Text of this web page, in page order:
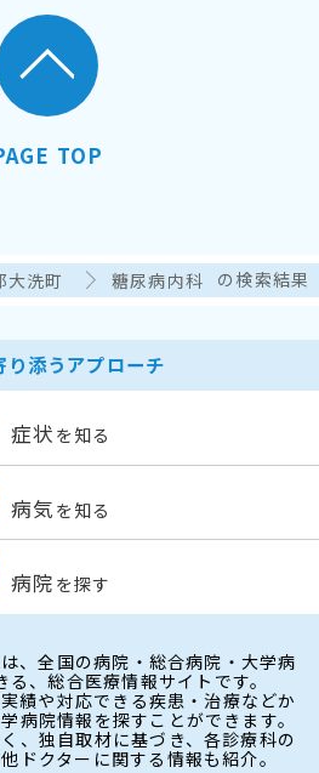
TOP
大洗町 糖尿病内科 の検索結果
り添うアプローチ
症状 を知る
病気 を知る
病院 を探す
、全国の病院・総合病院・大学病
、総合医療情報サイトです。
績や対応できる疾患・治療などか
病院情報を探すことができます。
、独自取材に基づき、各診療科の
ドクターに関する情報も紹介。